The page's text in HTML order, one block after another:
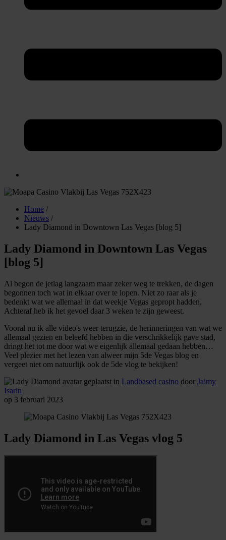
Home /
Nieuws /
Lady Diamond in Downtown Las Vegas [blog 5]
Lady Diamond in Downtown Las Vegas
[blog 5]
Al begon de jetlag langzaam maar zeker weg te trekken, de dagen
begonnen toch wat in elkaar over te lopen. Niet zo raar als je
bedenkt wat we allemaal in dat weekje Vegas gepropt hadden.
Achteraf heb ik het gevoel daar 3 weken te zijn geweest.
Vooral nu ik alle video's weer terugzie, de herinneringen van wat we
allemaal gezien en beleefd hebben in die verschrikkelijk gave stad,
dringt het tot me door wat we eigenlijk allemaal gedaan hebben…
Veel plezier met het lezen van alweer mijn 5de Vegas blog en
vergeet niet om natuurlijk ook de 5de vlog te bekijken!
geplaatst in Landbased casino door Jaimy
Isarin
op 3 februari 2023
Lady Diamond in Las Vegas vlog 5